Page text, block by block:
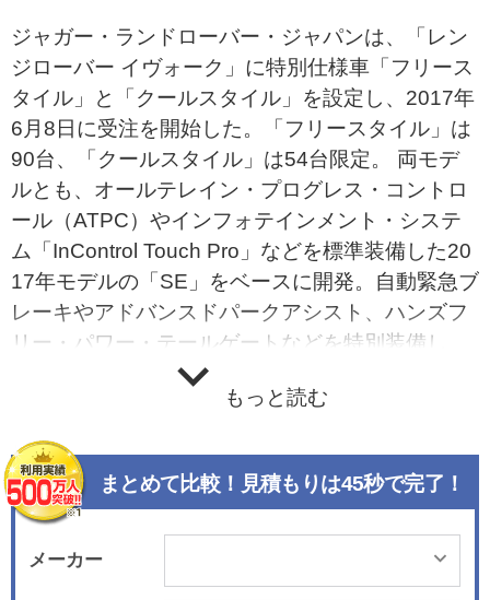
ジャガー・ランドローバー・ジャパンは、「レン
ジローバー イヴォーク」に特別仕様車「フリース
タイル」と「クールスタイル」を設定し、2017年
6月8日に受注を開始した。「フリースタイル」は
90台、「クールスタイル」は54台限定。 両モデ
ルとも、オールテレイン・プログレス・コントロ
ール（ATPC）やインフォテインメント・システ
ム「InControl Touch Pro」などを標準装備した20
17年モデルの「SE」をベースに開発。自動緊急ブ
レーキやアドバンスドパークアシスト、ハンズフ
リー・パワー・テールゲートなどを特別装備し
て、安全性や利便性を高めている。 「フリースタ
イル」は、ボディカラーにフジホワイトを採用。
などを含むSEテクノロジーパックや、レーンデパ
ーチャー・ワーニング（車線逸脱警告機能）、レ
ーンキープ・アシストなどの人気の高いオプショ
ンを標準装備しながら、ベースモデルより低い価
格設定とした。 「クールスタイル」は、フジホワ
もっと読む
まとめて比較！見積もりは45秒で完了！
メーカー